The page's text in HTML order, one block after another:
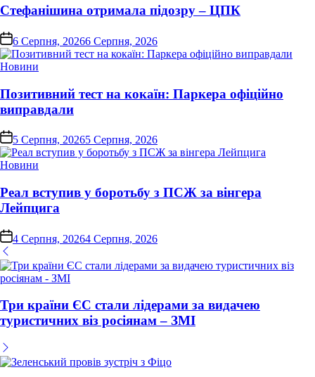
Стефанішина отримала підозру – ЦПК
on6 Серпня, 20266 Серпня, 2026
Опублікувати
Новини
Позитивний тест на кокаїн: Паркера офіційно
виправдали
on 5 Серпня, 20265 Серпня, 2026
Опублікувати
Новини
Реал вступив у боротьбу з ПСЖ за вінгера
Лейпцига
on4 Серпня, 20264 Серпня, 2026
Три країни ЄС стали лідерами за видачею
туристичних віз росіянам – ЗМІ